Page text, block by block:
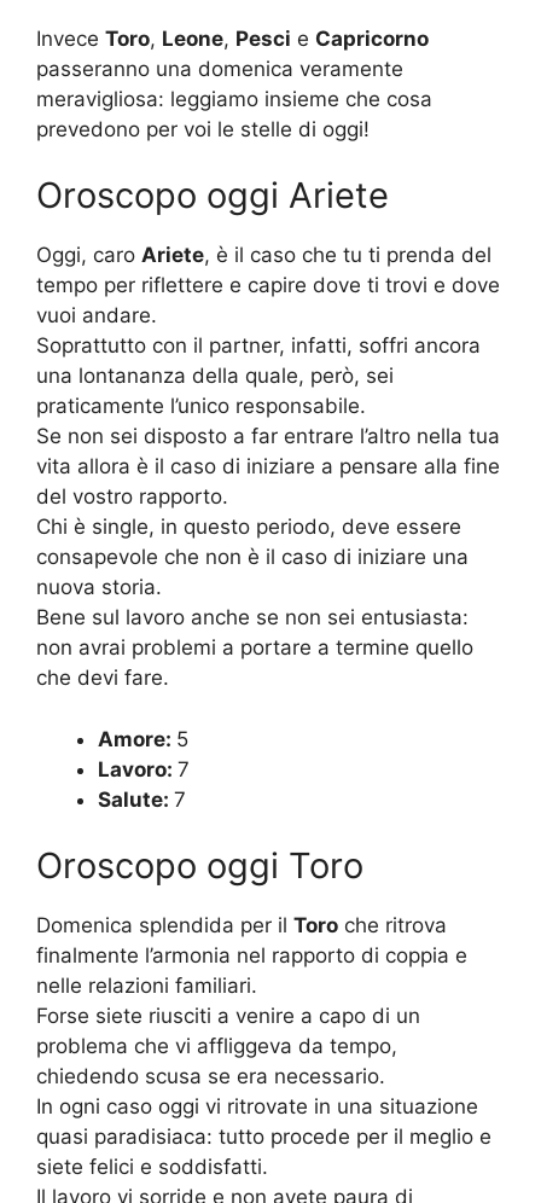
Invece Toro, Leone, Pesci e Capricorno
passeranno una domenica veramente
meravigliosa: leggiamo insieme che cosa
prevedono per voi le stelle di oggi!
Oroscopo oggi Ariete
Oggi, caro Ariete, è il caso che tu ti prenda del
tempo per riflettere e capire dove ti trovi e dove
vuoi andare.
Soprattutto con il partner, infatti, soffri ancora
una lontananza della quale, però, sei
praticamente l’unico responsabile.
Se non sei disposto a far entrare l’altro nella tua
vita allora è il caso di iniziare a pensare alla fine
del vostro rapporto.
Chi è single, in questo periodo, deve essere
consapevole che non è il caso di iniziare una
nuova storia.
Bene sul lavoro anche se non sei entusiasta:
non avrai problemi a portare a termine quello
che devi fare.
Amore: 5
Lavoro: 7
Salute: 7
Oroscopo oggi Toro
Domenica splendida per il Toro che ritrova
finalmente l’armonia nel rapporto di coppia e
nelle relazioni familiari.
Forse siete riusciti a venire a capo di un
problema che vi affliggeva da tempo,
chiedendo scusa se era necessario.
In ogni caso oggi vi ritrovate in una situazione
quasi paradisiaca: tutto procede per il meglio e
siete felici e soddisfatti.
Il lavoro vi sorride e non avete paura di